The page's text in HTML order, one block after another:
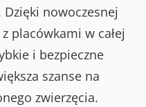
nowoczesnej
placówkami w całej
i bezpieczne
szanse na
zwierzęcia.